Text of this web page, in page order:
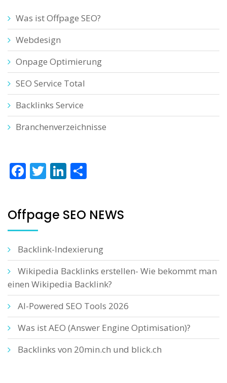
Was ist Offpage SEO?
Webdesign
Onpage Optimierung
SEO Service Total
Backlinks Service
Branchenverzeichnisse
Facebook
TwitterLinkedIn
Offpage SEO NEWS
Backlink-Indexierung
Wikipedia Backlinks erstellen- Wie bekommt man
einen Wikipedia Backlink?
AI-Powered SEO Tools 2026
Was ist AEO (Answer Engine Optimisation)?
Backlinks von 20min.ch und blick.ch